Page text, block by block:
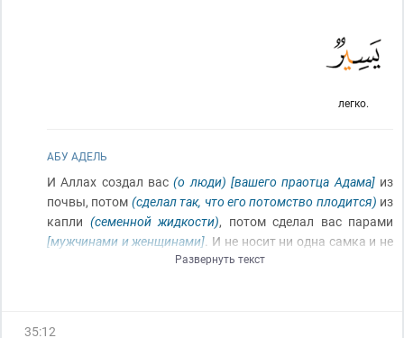
легко.
АБУ АДЕЛЬ
И Аллах создал вас(о люди) [вашего праотца Адама]из
почвы, потом (сделал так, что его потомство плодится) из
капли (семенной жидкости), потом сделал вас парами
[мужчинами и женщинами]. И не носит ни одна самка и не
слагает, кроме как только с Его ведома. И не
Развернуть текст
35:12